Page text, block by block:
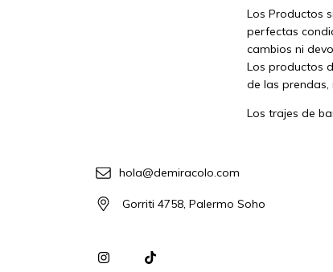
Los Productos
perfectas
cambios ni
Los productos
de las
Los trajes de
hola@demiracolo.com
Gorriti 4758, Palermo Soho